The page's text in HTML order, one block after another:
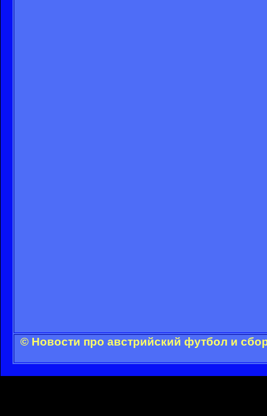
© Новости про австрийский футбол и